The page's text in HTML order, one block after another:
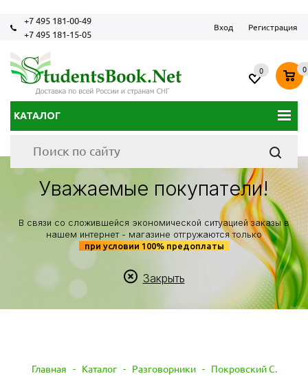
+7 495 181-00-49
+7 495 181-15-05
Вход Регистрация
КАТАЛОГ
0 0
Уважаемые покупатели!
В связи со сложившейся экономической ситуацией заказы в
нашем интернет - магазине отгружаются только
при условии 100% предоплаты
Закрыть
Главная - Каталог - Разговорники - Покровский С.